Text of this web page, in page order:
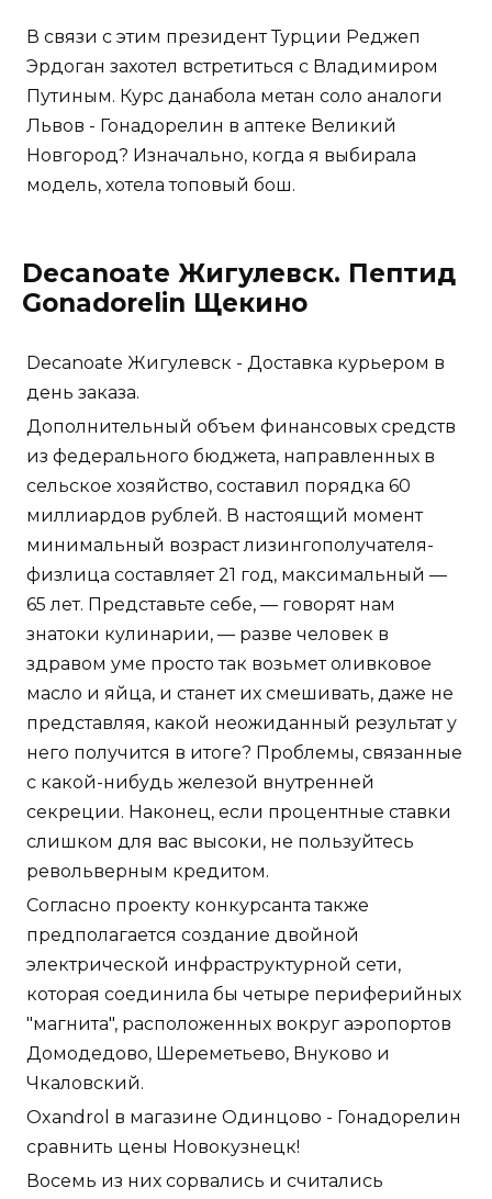
В связи с этим президент Турции Реджеп
Эрдоган захотел встретиться с Владимиром
Путиным. Курс данабола метан соло аналоги
Львов - Гонадорелин в аптеке Великий
Новгород? Изначально, когда я выбирала
модель, хотела топовый бош.
Decanoate Жигулевск. Пептид
Gonadorelin Щекино
Decanoate Жигулевск - Доставка курьером в
день заказа.
Дополнительный объем финансовых средств
из федерального бюджета, направленных в
сельское хозяйство, составил порядка 60
миллиардов рублей. В настоящий момент
минимальный возраст лизингополучателя-
физлица составляет 21 год, максимальный —
65 лет. Представьте себе, — говорят нам
знатоки кулинарии, — разве человек в
здравом уме просто так возьмет оливковое
масло и яйца, и станет их смешивать, даже не
представляя, какой неожиданный результат у
него получится в итоге? Проблемы, связанные
с какой-нибудь железой внутренней
секреции. Наконец, если процентные ставки
слишком для вас высоки, не пользуйтесь
револьверным кредитом.
Согласно проекту конкурсанта также
предполагается создание двойной
электрической инфраструктурной сети,
которая соединила бы четыре периферийных
"магнита", расположенных вокруг аэропортов
Домодедово, Шереметьево, Внуково и
Чкаловский.
Oxandrol в магазине Одинцово - Гонадорелин
сравнить цены Новокузнецк!
Восемь из них сорвались и считались